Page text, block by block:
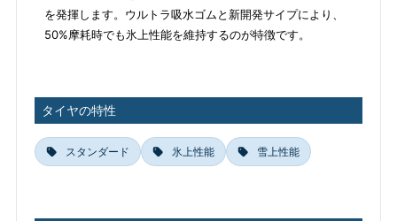
を発揮します。ウルトラ吸水ゴムと新開発サイプにより、
50%摩耗時でも氷上性能を維持するのが特徴です。
タイヤの特性
スタンダード 氷上性能 雪上性能